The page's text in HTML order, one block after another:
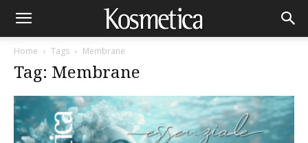
Home Tags Membrane
Tag: Membrane